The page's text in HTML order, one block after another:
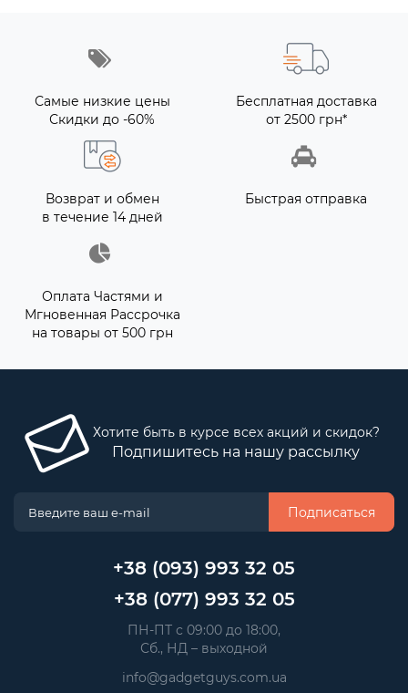
Самые низкие цены
Скидки до -60%
Бесплатная доставка
от 2500 грн*
Возврат и обмен
в течение 14 дней
Быстрая отправка
Оплата Частями и
Мгновенная Рассрочка
на товары от 500 грн
Хотите быть в курсе всех акций и скидок?
Подпишитесь на нашу рассылку
Подписаться
+38 (093) 993 32 05
+38 (077) 993 32 05
ПН-ПТ с 09:00 до 18:00,
Сб., НД – выходной
info@gadgetguys.com.ua